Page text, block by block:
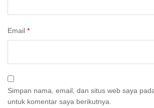
Email *
Simpan nama, email, dan situs web saya
untuk komentar saya berikutnya.